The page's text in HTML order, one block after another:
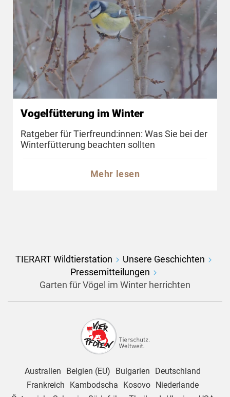
Vogelfütterung im Winter
Ratgeber für Tierfreund:innen: Was Sie bei der
Winterfütterung beachten sollten
Mehr lesen
TIERART Wildtierstation
Unsere Geschichten
Pressemitteilungen
Garten für Vögel im Winter herrichten
Australien Belgien (EU) Bulgarien
Deutschland
Frankreich
Kambodscha Kosovo
Niederlande